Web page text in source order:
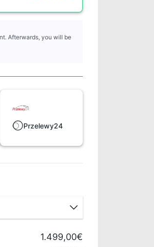
Afterwards, you will be
Przelewy24
1.499,00€